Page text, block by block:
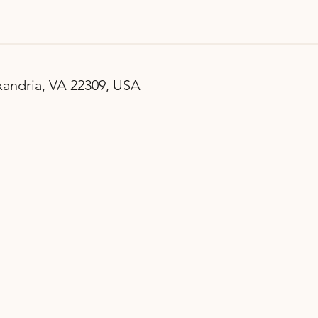
VA 22309, USA